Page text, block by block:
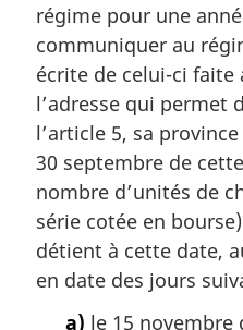
i
n
a
l
e
:
régime pour une
communiquer au
écrite de celui-ci faite
l’adresse qui permet
l’article 5, sa
30 septembre de
nombre d’unités de
série cotée en
détient à cette date,
en date des jours
a) le 15 novembre